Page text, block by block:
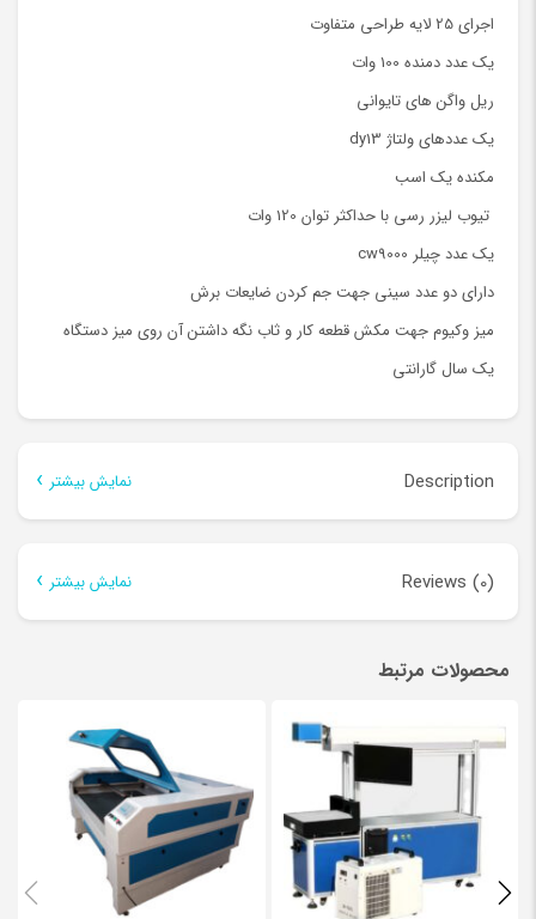
اجرای 25 لایه طراحی متفاوت
یک عدد دمنده 100 وات
ریل واگن های تایوانی
یک عددهای ولتاژ dy13
مکنده یک اسب
تیوب لیزر رسی با حداکثر توان 120 وات
یک عدد چیلر cw9000
دارای دو عدد سینی جهت جم کردن ضایعات برش
میز وکیوم جهت مکش قطعه کار و ثاب نگه داشتن آن روی میز دستگاه
یک سال گارانتی
Description نمایش بیشتر
ویژگیهای منحصر به فرد دستگاهایلیزر:
استفاده از شاسی بسیار قوی در دستگاه با امکان قرار دادن قطعه کار
ناگونیا شدن میز کار دستگاه به لطف استفاده از شاسی بسیار قوی.در
دستگاه های مشابه ایرانی و چینی از همان ورق کاری دستگاه به عنوان
شاسی اصلی دستگاه استفاده می شود و ریل ها روی همین شاسی نصب
می شوند.نصب ریل های روی شاسی ضعیف باعث می شود در صورت
جابجایی دستگاه نیاز به تنظیم آینه مجدد باشد.
Reviews (0) نمایش بیشتر
Be the first to review “دستگاه لیزر تابلوسازی 120*180”
نشانی ایمیل شما منتشر نخواهد شد.
بخش‌های موردنیاز علامت‌گذاری
شده‌اند*
Your rating
*
محصولات مرتبط